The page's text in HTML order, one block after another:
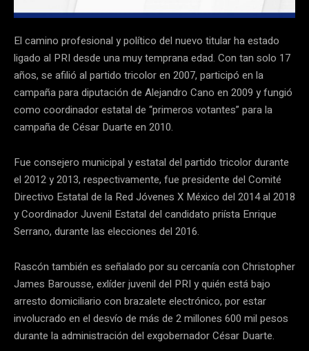
El camino profesional y político del nuevo titular ha estado
ligado al PRI desde una muy temprana edad. Con tan solo 17
años, se afilió al partido tricolor en 2007, participó en la
campaña para diputación de Alejandro Cano en 2009 y fungió
como coordinador estatal de “primeros votantes” para la
campaña de César Duarte en 2010.
Fue consejero municipal y estatal del partido tricolor durante
el 2012 y 2013, respectivamente, fue presidente del Comité
Directivo Estatal de la Red Jóvenes X México del 2014 al 2018
y Coordinador Juvenil Estatal del candidato priísta Enrique
Serrano, durante las elecciones del 2016.
Rascón también es señalado por su cercanía con Christopher
James Barousse, exlíder juvenil del PRI y quién está bajo
arresto domiciliario con brazalete electrónico, por estar
involucrado en el desvío de más de 2 millones 600 mil pesos
durante la administración del exgobernador César Duarte.